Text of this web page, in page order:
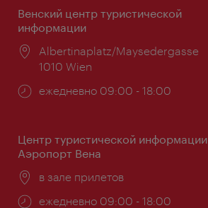
Венский центр туристической
информации
Расположение:
Albertinaplatz/Maysedergasse
1010 Wien
Часы
ежедневно 09:00 - 18:00
Центр туристической информации
Аэропорт Вена
Расположение:
в зале прилетов
Часы
ежедневно 09:00 - 18:00